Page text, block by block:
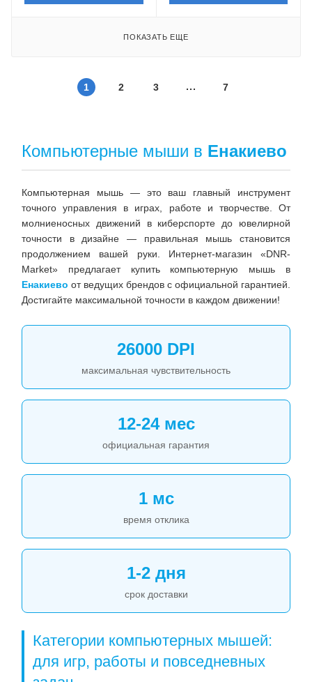
ПОКАЗАТЬ ЕЩЕ
1 2 3 7
Компьютерные мыши в Енакиево
Компьютерная мышь — это ваш главный инструмент
точного управления в играх, работе и творчестве. От
молниеносных движений в киберспорте до ювелирной
точности в дизайне — правильная мышь становится
продолжением вашей руки. Интернет-магазин «DNR-
Market» предлагает купить компьютерную мышь в
Енакиево от ведущих брендов с официальной гарантией.
Достигайте максимальной точности в каждом движении!
26000 DPI
максимальная чувствительность
12-24 мес
официальная гарантия
1 мс
время отклика
1-2 дня
срок доставки
Категории компьютерных мышей:
для игр, работы и повседневных